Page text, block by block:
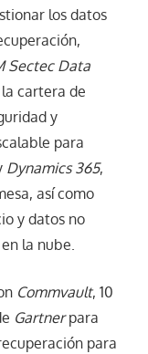
los datos
Sectec Data
cartera de
y
para
Dynamics 365,
así como
y datos no
la nube.
Commvault, 10
Gartnerpara
para